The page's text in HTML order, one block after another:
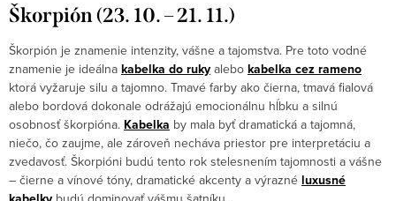
Škorpión (23. 10. – 21. 11.)
Škorpión je znamenie intenzity, vášne a tajomstva. Pre toto vodné
znamenie je ideálna kabelka do ruky alebo kabelka cez rameno
ktorá vyžaruje silu a tajomno. Tmavé farby ako čierna, tmavá fialová
alebo bordová dokonale odrážajú emocionálnu hĺbku a silnú
osobnosť škorpióna. Kabelka by mala byť dramatická a tajomná,
niečo, čo zaujme, ale zároveň necháva priestor pre interpretáciu a
zvedavosť. Škorpióni budú tento rok stelesnením tajomnosti a vášne
– čierne a vínové tóny, dramatické akcenty a výrazné luxusné